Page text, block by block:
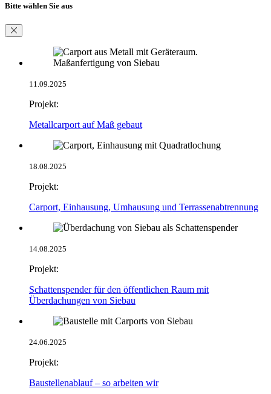
Bitte wählen Sie aus
11.09.2025
Projekt:
Metallcarport auf Maß gebaut
18.08.2025
Projekt:
Carport, Einhausung, Umhausung und Terrassenabtrennung
14.08.2025
Projekt:
Schattenspender für den öffentlichen Raum mit
Überdachungen von Siebau
24.06.2025
Projekt:
Baustellenablauf – so arbeiten wir